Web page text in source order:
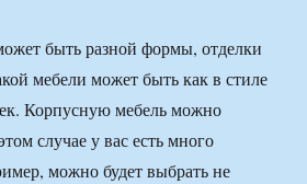
быть разной формы, отделки
мебели может быть как в стиле
Корпусную мебель можно
случае у вас есть много
можно будет выбрать не